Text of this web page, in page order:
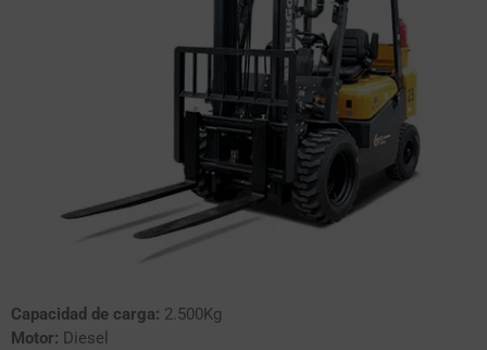
Capacidad de carga: 2.500Kg
Motor: Diesel